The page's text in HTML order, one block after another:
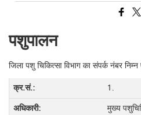
पशुपालन
जिला पशु चिकित्सा विभाग का संपर्क नंबर
1.
मुख्य